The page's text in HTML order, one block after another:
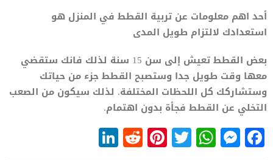
أحد اهم معلومات عن تربية القطط في المنزل هو
استعدادك لالتزام طويل المدى
بعض القطط تعيش إلى سن 15 سنة لذلك فانك ستقضي
معها وقت طويل جدا وستصبح القطط جزء من حياتك
وستشاركك كل اللحظات المختلفة. لذلك سيكون من الصعب
التخلي عن القطط فجأة بدون اهتمام.
Facebook
Messenger
WhatsApp
Twitter
Pinterest
Reddit